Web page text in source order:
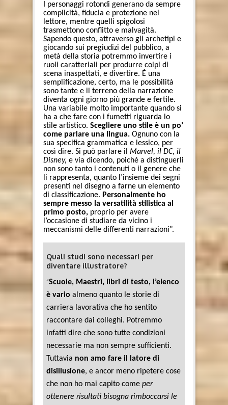
I personaggi rotondi generano da sempre
complicità, fiducia e protezione nel
lettore, mentre quelli spigolosi
trasmettono conflitto e malvagità.
Sapendo questo, attraverso gli archetipi e
giocando sui pregiudizi del pubblico, a
metà della storia potremmo invertire i
ruoli caratteriali per produrre colpi di
scena inaspettati, e divertire. É una
semplificazione, certo, ma le possibilità
sono tante e il terreno della narrazione
diventa ogni giorno più grande e fertile.
Una variabile molto importante quando si
ha a che fare con i fumetti riguarda lo
stile artistico. Scegliere uno stile è un po’
come parlare una lingua. Ognuno con la
sua specifica grammatica e lessico, per
così dire. Si può parlare il Marvel, il DC, il
Disney, e via dicendo, poiché a distinguerli
non sono tanto i contenuti o il genere che
li rappresenta, quanto l’insieme dei segni
presenti nel disegno a farne un elemento
di classificazione. Personalmente ho
sempre messo la versatilità stilistica al
primo posto, proprio per avere
l’occasione di studiare da vicino i
meccanismi delle differenti narrazioni”.
Quali studi sono necessari per
diventare illustratore?
“Scuole, Maestri, libri di testo, l’elenco
è vario almeno quanto le storie di
carriera lavorativa che ho sentito
raccontare dai colleghi. Potremmo
infatti dire che sono tutte condizioni
necessarie ma non sempre sufficienti.
Tuttavia non amo fare il latore di
disillusione, e ancor meno ripetere cose
che non ho mai capito come per
ottenere risultati bisogna rimboccarsi le